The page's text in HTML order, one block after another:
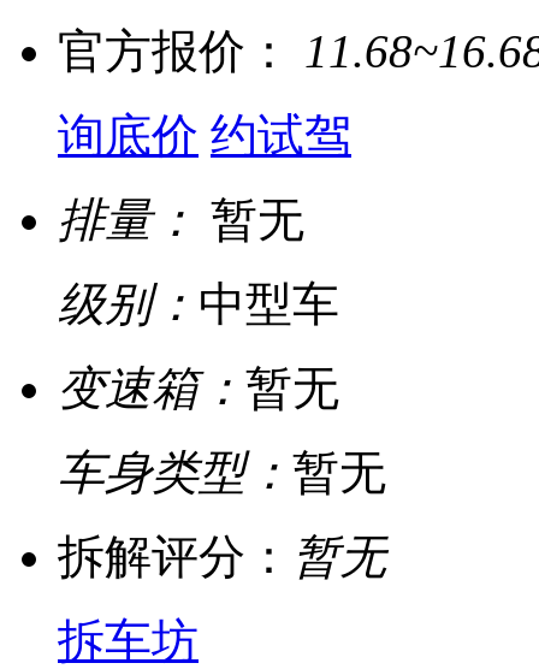
官方报价：
询底价 约试驾
排量： 暂无
级别： 中型车
变速箱： 暂无
车身类型： 暂无
拆解评分： 暂无
拆车坊